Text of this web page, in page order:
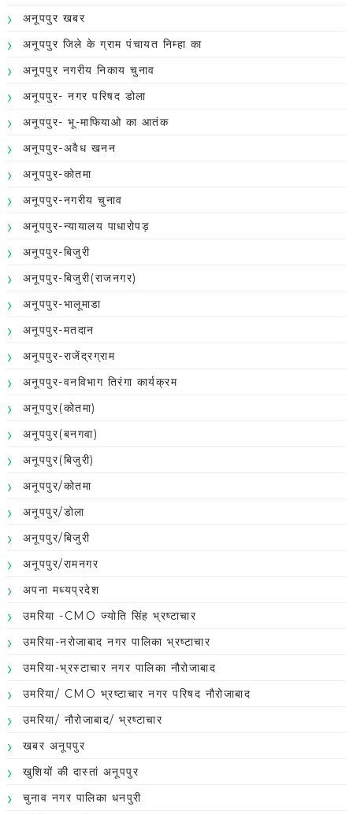
अनूपपुर खबर
अनूपपुर जिले के ग्राम पंचायत निम्हा का
अनूपपुर नगरीय निकाय चुनाव
अनूपपुर- नगर परिषद डोला
अनूपपुर- भू-माफियाओ का आतंक
अनूपपुर-अवैध खनन
अनूपपुर-कोतमा
अनूपपुर-नगरीय चुनाव
अनूपपुर-न्यायालय पाधारोपड़
अनूपपुर-बिजुरी
अनूपपुर-बिजुरी(राजनगर)
अनूपपुर-भालूमाडा
अनूपपुर-मतदान
अनूपपुर-राजेंद्रग्राम
अनूपपुर-वनविभाग तिरंगा कार्यक्रम
अनूपपुर(कोतमा)
अनूपपुर(बनगवा)
अनूपपुर(बिजुरी)
अनूपपुर/कोतमा
अनूपपुर/डोला
अनूपपुर/बिजुरी
अनूपपुर/रामनगर
अपना मध्यप्रदेश
उमरिया -CMO ज्योति सिंह भ्रष्टाचार
उमरिया-नरोजाबाद नगर पालिका भ्रष्टाचार
उमरिया-भ्रस्टाचार नगर पालिका नौरोजाबाद
उमरिया/ CMO भ्रष्टाचार नगर परिषद नौरोजाबाद
उमरिया/ नौरोजाबाद/ भ्रष्टाचार
खबर अनूपपुर
खुशियों की दास्तां अनूपपुर
चुनाव नगर पालिका धनपुरी